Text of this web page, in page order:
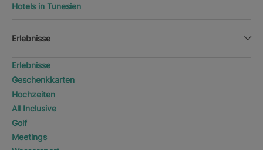
Hotels in Tunesien
Erlebnisse
Erlebnisse
Geschenkkarten
Hochzeiten
All Inclusive
Golf
Meetings